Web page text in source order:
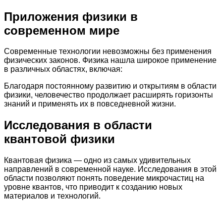
Приложения физики в
современном мире
Современные технологии невозможны без применения
физических законов. Физика нашла широкое применение
в различных областях, включая:
Благодаря постоянному развитию и открытиям в области
физики, человечество продолжает расширять горизонты
знаний и применять их в повседневной жизни.
Исследования в области
квантовой физики
Квантовая физика — одно из самых удивительных
направлений в современной науке. Исследования в этой
области позволяют понять поведение микрочастиц на
уровне квантов, что приводит к созданию новых
материалов и технологий.